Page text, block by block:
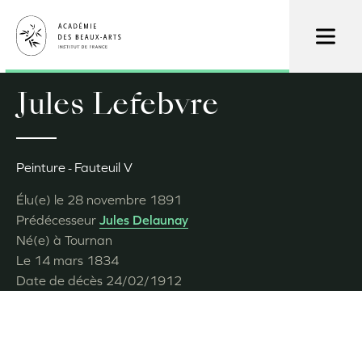
contenu
principal
Jules Lefebvre
Peinture Fauteuil V
Élu(e) le 28 novembre 1891
Prédécesseur Jules Delaunay
Né(e) à Tournan
Le 14 mars 1834
Date de décès 24/02/1912